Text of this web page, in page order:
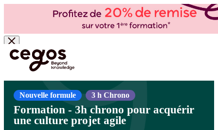
Skip to main content
Vous êtes ici : Accueil >Cegos, organisme de formation à Paris et en régions
Management de projets - Gestion de projets
gestion de projet agile
Nouvelle formule 3 h Chrono
Formation - 3h chrono pour acquérir
une culture projet agile